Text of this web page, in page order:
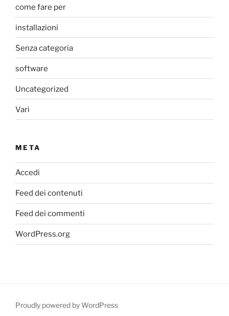
come fare per
installazioni
Senza categoria
software
Uncategorized
Vari
META
Accedi
Feed dei contenuti
Feed dei commenti
WordPress.org
Proudly powered by WordPress